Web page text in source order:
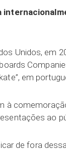
Unidos, em
em
à
ao
de fora